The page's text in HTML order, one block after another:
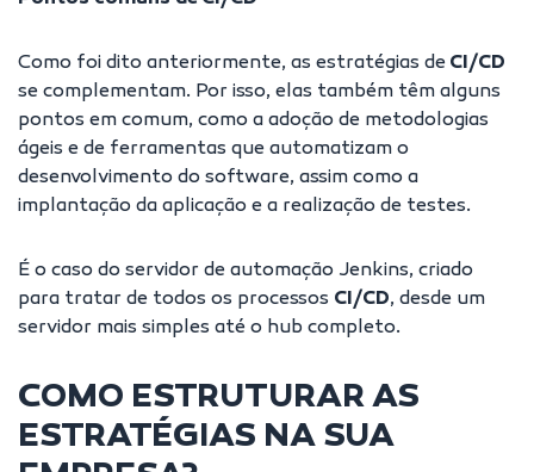
Como foi dito anteriormente, as estratégias de CI/CD
se complementam. Por isso, elas também têm alguns
pontos em comum, como a adoção de metodologias
ágeis e de ferramentas que automatizam o
desenvolvimento do software, assim como a
implantação da aplicação e a realização de testes.
É o caso do servidor de automação Jenkins, criado
para tratar de todos os processos CI/CD, desde um
servidor mais simples até o hub completo.
COMO ESTRUTURAR AS
ESTRATÉGIAS NA SUA